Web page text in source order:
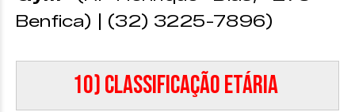
Benfica) | (32) 3225-7896)
10) Classificação etária